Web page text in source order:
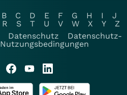
B C D E F G H I
J
R S T U V W X Y
Z
Datenschutz
Datenschutz-
Nutzungsbedingungen